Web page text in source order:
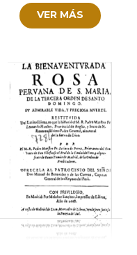
VER MÁS